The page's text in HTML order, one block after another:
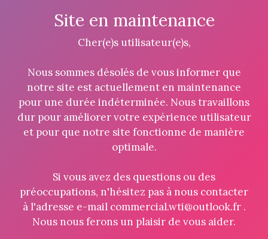
Site en maintenance
Cher(e)s utilisateur(e)s,
Nous sommes désolés de vous informer que
notre site est actuellement en maintenance
pour une durée indéterminée. Nous travaillons
dur pour améliorer votre expérience utilisateur
et pour que notre site fonctionne de manière
optimale.
Si vous avez des questions ou des
préoccupations, n'hésitez pas à nous contacter
à l'adresse e-mail commercial.wti@outlook.fr .
Nous nous ferons un plaisir de vous aider.